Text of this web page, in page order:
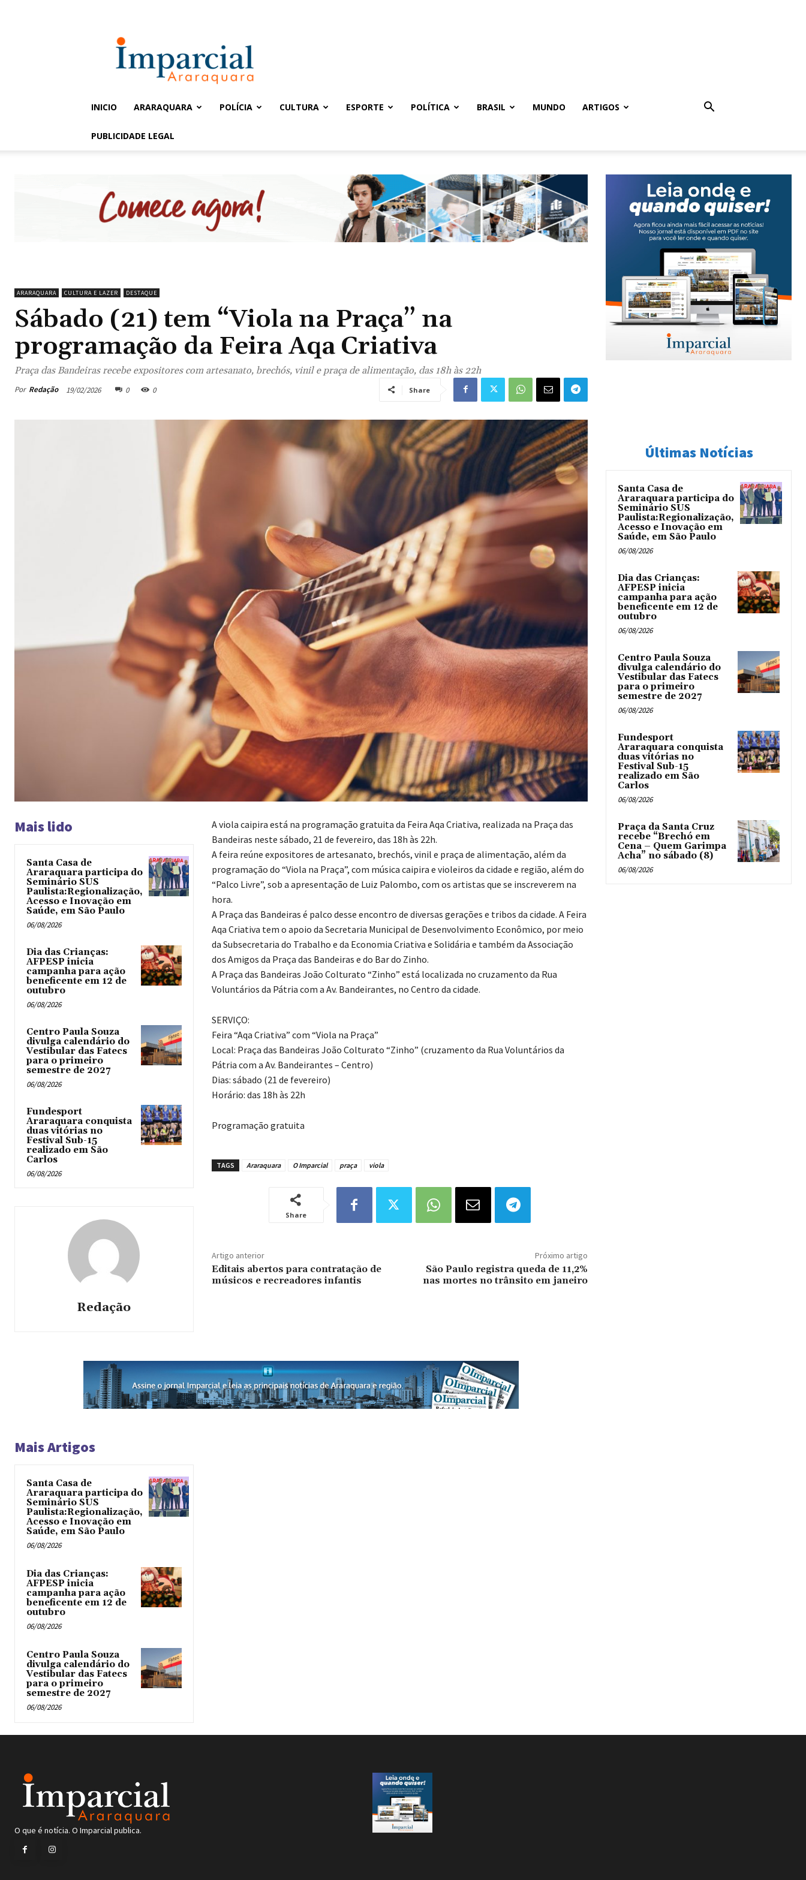
Imparcial
INICIO ARARAQUARA POLÍCIA CULTURA ESPORTE POLÍTICA BRASIL MUNDO ARTIGOS
PUBLICIDADE LEGAL
ARARAQUARA CULTURA E LAZER DESTAQUE
Sábado (21) tem “Viola na Praça” na
programação da Feira Aqa Criativa
Praça das Bandeiras recebe expositores com artesanato, brechós, vinil e praça de alimentação, das 18h às 22h
Por Redação 19/02/2026 0 0 Share
Mais lido
Santa Casa de
Araraquara participa do
Seminário SUS
Paulista:Regionalização,
Acesso e Inovação em
Saúde, em São Paulo
06/08/2026
Dia das Crianças:
AFPESP inicia
campanha para ação
beneficente em 12 de
outubro
06/08/2026
Centro Paula Souza
divulga calendário do
Vestibular das Fatecs
para o primeiro
semestre de 2027
06/08/2026
Fundesport
Araraquara conquista
duas vitórias no
Festival Sub-15
realizado em São
Carlos
06/08/2026
Redação
A viola caipira está na programação gratuita da Feira Aqa Criativa, realizada na Praça das
Bandeiras neste sábado, 21 de fevereiro, das 18h às 22h.
A feira reúne expositores de artesanato, brechós, vinil e praça de alimentação, além da
programação do “Viola na Praça”, com música caipira e violeiros da cidade e região, além do
“Palco Livre”, sob a apresentação de Luiz Palombo, com os artistas que se inscreverem na
hora.
A Praça das Bandeiras é palco desse encontro de diversas gerações e tribos da cidade. A Feira
Aqa Criativa tem o apoio da Secretaria Municipal de Desenvolvimento Econômico, por meio
da Subsecretaria do Trabalho e da Economia Criativa e Solidária e também da Associação
dos Amigos da Praça das Bandeiras e do Bar do Zinho.
A Praça das Bandeiras João Colturato “Zinho” está localizada no cruzamento da Rua
Voluntários da Pátria com a Av. Bandeirantes, no Centro da cidade.
SERVIÇO:
Feira “Aqa Criativa” com “Viola na Praça”
Local: Praça das Bandeiras João Colturato “Zinho” (cruzamento da Rua Voluntários da
Pátria com a Av. Bandeirantes – Centro)
Dias: sábado (21 de fevereiro)
Horário: das 18h às 22h
Programação gratuita
TAGS Araraquara O Imparcial praça viola
Share
Artigo anterior
Editais abertos para contratação de
músicos e recreadores infantis
Próximo artigo
São Paulo registra queda de 11,2%
nas mortes no trânsito em janeiro
Mais Artigos
Santa Casa de
Araraquara participa do
Seminário SUS
Paulista:Regionalização,
Acesso e Inovação em
Saúde, em São Paulo
06/08/2026
Dia das Crianças:
AFPESP inicia
campanha para ação
beneficente em 12 de
outubro
06/08/2026
Centro Paula Souza
divulga calendário do
Vestibular das Fatecs
para o primeiro
semestre de 2027
06/08/2026
Últimas Notícias
Santa Casa de
Araraquara participa do
Seminário SUS
Paulista:Regionalização,
Acesso e Inovação em
Saúde, em São Paulo
06/08/2026
Dia das Crianças:
AFPESP inicia
campanha para ação
beneficente em 12 de
outubro
06/08/2026
Centro Paula Souza
divulga calendário do
Vestibular das Fatecs
para o primeiro
semestre de 2027
06/08/2026
Fundesport
Araraquara conquista
duas vitórias no
Festival Sub-15
realizado em São
Carlos
06/08/2026
Praça da Santa Cruz
recebe “Brechó em
Cena – Quem Garimpa
Acha” no sábado (8)
06/08/2026
O que é notícia. O Imparcial publica.